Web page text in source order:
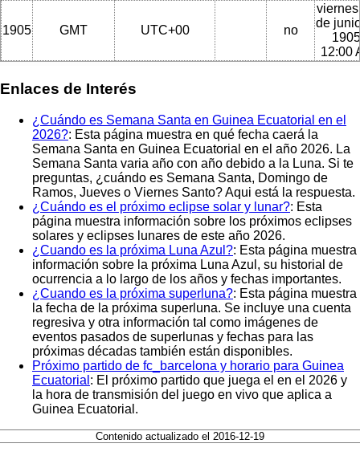
1905 GMT UTC+00 no
de
12:00
Enlaces de Interés
¿Cuándo es Semana Santa en Guinea Ecuatorial en el
2026?: Esta página muestra en qué fecha caerá la
Semana Santa en Guinea Ecuatorial en el año 2026. La
Semana Santa varia año con año debido a la Luna. Si te
preguntas, ¿cuándo es Semana Santa, Domingo de
Ramos, Jueves o Viernes Santo? Aqui está la respuesta.
¿Cuándo es el próximo eclipse solar y lunar?: Esta
página muestra información sobre los próximos eclipses
solares y eclipses lunares de este año 2026.
¿Cuando es la próxima Luna Azul?: Esta página muestra
información sobre la próxima Luna Azul, su historial de
ocurrencia a lo largo de los años y fechas importantes.
¿Cuando es la próxima superluna?: Esta página muestra
la fecha de la próxima superluna. Se incluye una cuenta
regresiva y otra información tal como imágenes de
eventos pasados de superlunas y fechas para las
próximas décadas también están disponibles.
Próximo partido de fc_barcelona y horario para Guinea
Ecuatorial : El próximo partido que juega el en el 2026 y
la hora de transmisión del juego en vivo que aplica a
Guinea Ecuatorial.
Contenido actualizado el 2016-12-19